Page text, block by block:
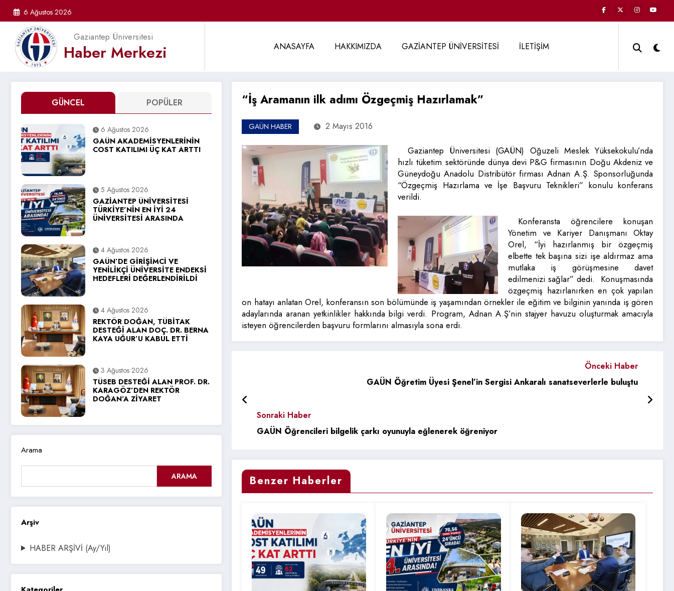
6 Ağustos 2026
Gaziantep Üniversitesi
Haber Merkezi ANASAYFA HAKKIMIZDA GAZİANTEP ÜNİVERSİTESİ İLETİŞİM
GÜNCEL POPÜLER
6 Ağustos 2026
GAÜN AKADEMİSYENLERİNİN
COST KATILIMI ÜÇ KAT ARTTI
5 Ağustos 2026
GAZİANTEP ÜNİVERSİTESİ
TÜRKİYE’NİN EN İYİ 24
ÜNİVERSİTESİ ARASINDA
4 Ağustos 2026
GAÜN’DE GİRİŞİMCİ VE
YENİLİKÇİ ÜNİVERSİTE ENDEKSİ
HEDEFLERİ DEĞERLENDİRİLDİ
4 Ağustos 2026
REKTÖR DOĞAN, TÜBİTAK
DESTEĞİ ALAN DOÇ. DR. BERNA
KAYA UĞUR’U KABUL ETTİ
3 Ağustos 2026
TÜSEB DESTEĞİ ALAN PROF. DR.
KARAGÖZ’DEN REKTÖR
DOĞAN’A ZİYARET
Arama
ARAMA
Arşiv
HABER ARŞİVİ (Ay/Yıl)
“İş Aramanın ilk adımı Özgeçmiş Hazırlamak”
GAÜN HABER 2 Mayıs 2016
Gaziantep Üniversitesi (GAÜN) Oğuzeli Meslek Yüksekokulu’nda
hızlı tüketim sektöründe dünya devi P&G firmasının Doğu Akdeniz ve
Güneydoğu Anadolu Distribütör firması Adnan A.Ş. Sponsorluğunda
“Özgeçmiş Hazırlama ve İşe Başvuru Teknikleri” konulu konferans
verildi.
Konferansta öğrencilere konuşan
Yönetim ve Kariyer Danışmanı Oktay
Orel, “İyi hazırlanmış bir özgeçmiş
elbette tek başına sizi işe aldırmaz ama
mutlaka iş görüşmesine davet
edilmenizi sağlar” dedi. Konuşmasında
özgeçmiş hazırlanırken en çok yapılan
on hatayı anlatan Orel, konferansın son bölümünde iş yaşamından örnekler ile eğitim ve bilginin yanında iş gören
adaylarında aranan yetkinlikler hakkında bilgi verdi. Program, Adnan A.Ş’nin stajyer havuzu oluşturmak amacıyla
isteyen öğrencilerden başvuru formlarını almasıyla sona erdi.
Önceki Haber
GAÜN Öğretim Üyesi Şenel’in Sergisi Ankaralı sanatseverlerle buluştu
Sonraki Haber
GAÜN Öğrencileri bilgelik çarkı oyunuyla eğlenerek öğreniyor
Benzer Haberler